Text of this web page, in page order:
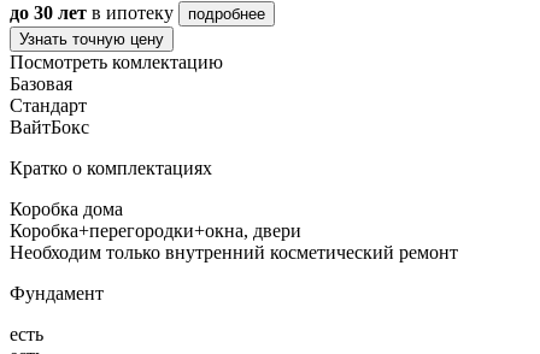
до 30 лет в ипотеку
подробнее
Узнать точную цену
Посмотреть комлектацию
Базовая
Стандарт
ВайтБокс
Кратко о комплектациях
Коробка дома
Коробка+перегородки+окна, двери
Необходим только внутренний косметический ремонт
Фундамент
есть